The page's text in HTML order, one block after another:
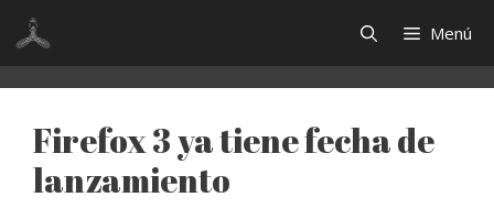
Saltar
contenido
Menú
Firefox 3 ya tiene fecha de
lanzamiento